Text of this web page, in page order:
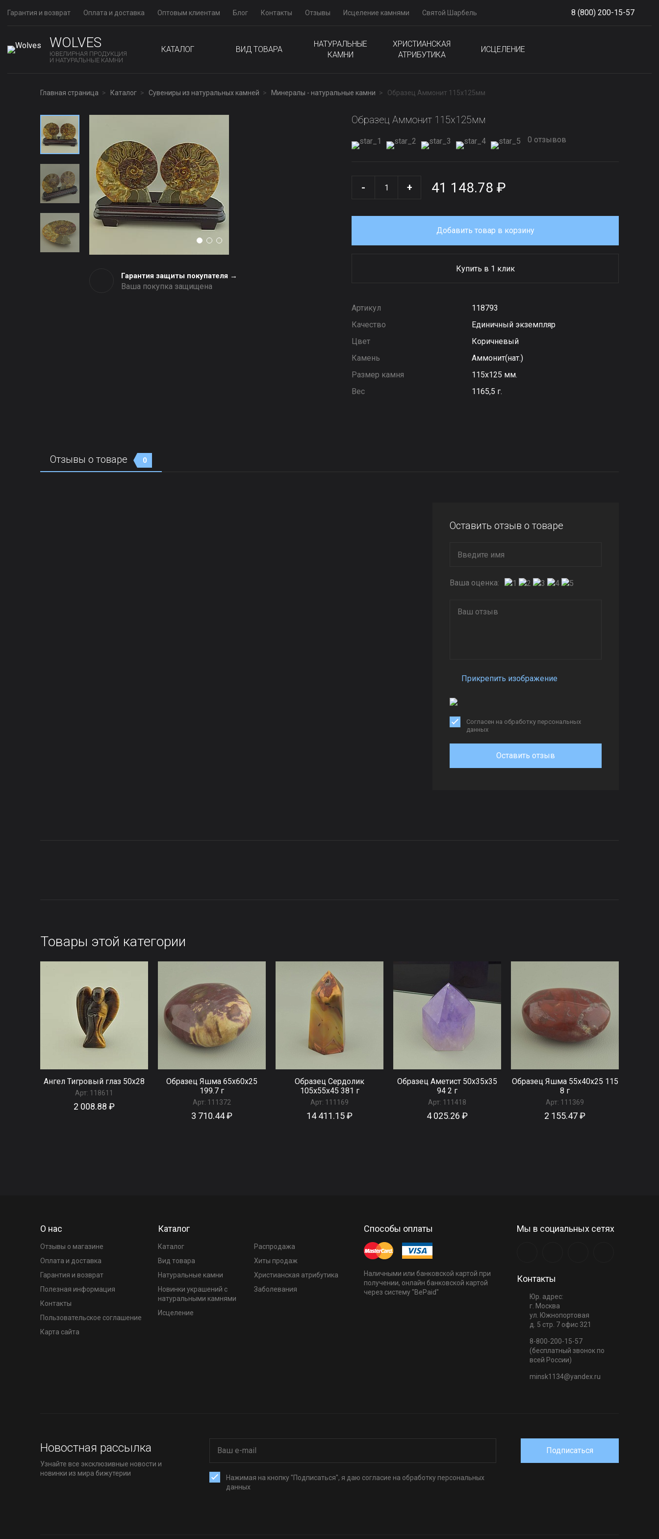
Гарантия и возврат Оплата и доставка Оптовым клиентам Блог Контакты Отзывы Исцеление камнями Святой Шарбель 8 (800) 200-15-57
WOLVES
ЮВЕЛИРНАЯ ПРОДУКЦИЯ
И НАТУРАЛЬНЫЕ КАМНИ
КАТАЛОГ ВИД ТОВАРА
НАТУРАЛЬНЫЕ
КАМНИ
ХРИСТИАНСКАЯ
АТРИБУТИКА
ИСЦЕЛЕНИЕ
Главная страница Каталог Сувениры из натуральных камней Минералы - натуральные камни Образец Аммонит 115x125мм
Гарантия защиты покупателя →
Ваша покупка защищена
Образец Аммонит 115x125мм
0 отзывов
- + 41 148.78 ₽
Добавить товар в корзину
Купить в 1 клик
Артикул
118793
Качество
Единичный экземпляр
Цвет
Коричневый
Камень
Аммонит(нат.)
Размер камня
115х125 мм.
Вес
1165,5 г.
Отзывы о товаре 0
Оставить отзыв о товаре
Ваша оценка:
Прикрепить изображение
Согласен на обработку персональных
данных
Оставить отзыв
Товары этой категории
Ангел Тигровый глаз 50х28
Арт: 118611
2 008.88 ₽
Образец Яшма 65x60x25
199.7 г
Арт: 111372
3 710.44 ₽
Образец Сердолик
105x55x45 381 г
Арт: 111169
14 411.15 ₽
Образец Аметист 50x35x35
94 2 г
Арт: 111418
4 025.26 ₽
Образец Яшма 55x40x25 115
8 г
Арт: 111369
2 155.47 ₽
О нас
Отзывы о магазине
Оплата и доставка
Гарантия и возврат
Полезная информация
Контакты
Пользовательское соглашение
Карта сайта
Каталог
Каталог
Вид товара
Натуральные камни
Новинки украшений с
натуральными камнями
Распродажа
Хиты продаж
Христианская атрибутика
Заболевания
Исцеление
Способы оплаты
Наличными или банковской картой при
получении, онлайн банковской картой
через систему "BePaid"
Мы в социальных сетях
Контакты
Юр. адрес:
г. Москва
ул. Южнопортовая
д. 5 стр. 7 офис 321
8-800-200-15-57
(бесплатный звонок по
всей России)
minsk1134@yandex.ru
Новостная рассылка
Узнайте все эксклюзивные новости и
новинки из мира бижутерии
Нажимая на кнопку "Подписаться", я даю согласие на обработку персональных
данных
Подписаться